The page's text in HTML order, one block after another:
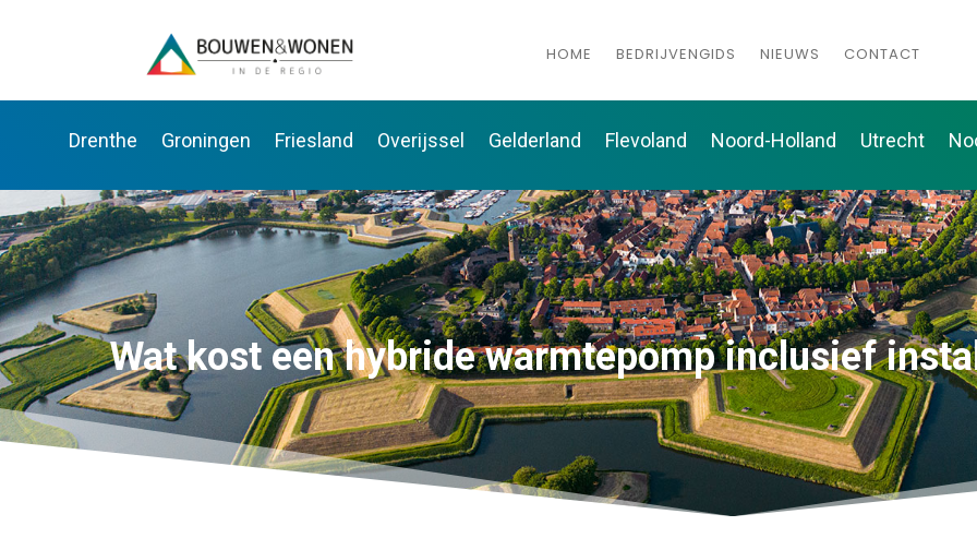
HOME BEDRIJVENGIDS NIEUWS CONTACT
Drenthe Groningen Friesland Overijssel Gelderland Flevoland Noord-Holland Utrecht
Wat kost een hybride warmtepomp inclusief